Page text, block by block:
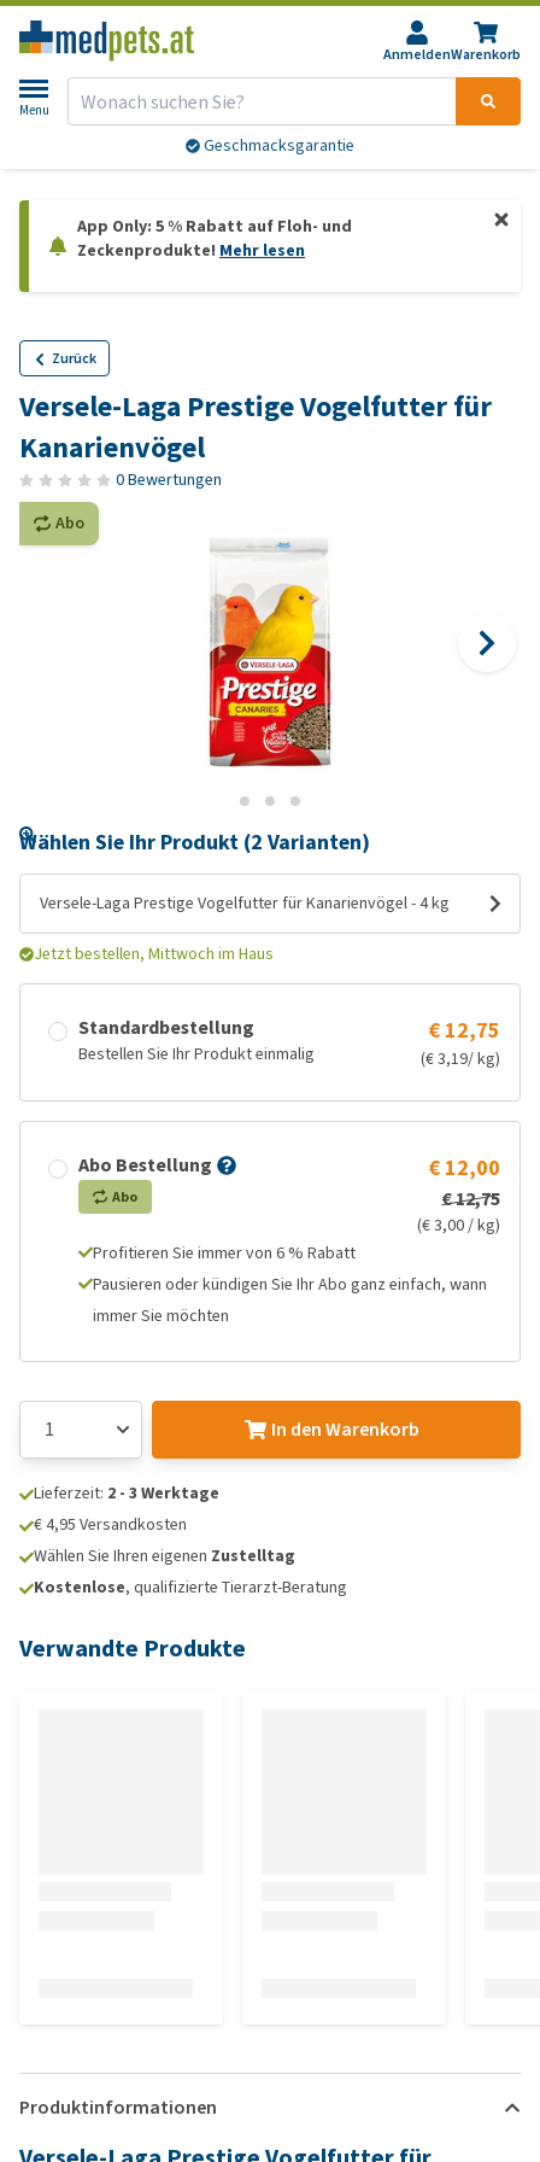
AnmeldenWarenkorb
Menu
Geschmacksgarantie
App Only: 5 % Rabatt auf Floh- und
Zeckenprodukte! Mehr lesen
Zurück
Versele-Laga Prestige Vogelfutter für
Kanarienvögel
0 Bewertungen
Abo
Wählen Sie Ihr Produkt (2 Varianten)
Versele-Laga Prestige Vogelfutter für Kanarienvögel - 4 kg
Jetzt bestellen, Mittwoch im Haus
Standardbestellung
Bestellen Sie Ihr Produkt einmalig
€ 12,75
(€ 3,19/ kg)
Abo Bestellung
Abo
€ 12,00
€ 12,75
(€ 3,00 / kg)
Profitieren Sie immer von 6 % Rabatt
Pausieren oder kündigen Sie Ihr Abo ganz einfach, wann
immer Sie möchten
In den Warenkorb
Lieferzeit: 2 - 3 Werktage
€ 4,95 Versandkosten
Wählen Sie Ihren eigenen Zustelltag
Kostenlose, qualifizierte Tierarzt-Beratung
Verwandte Produkte
Produktinformationen